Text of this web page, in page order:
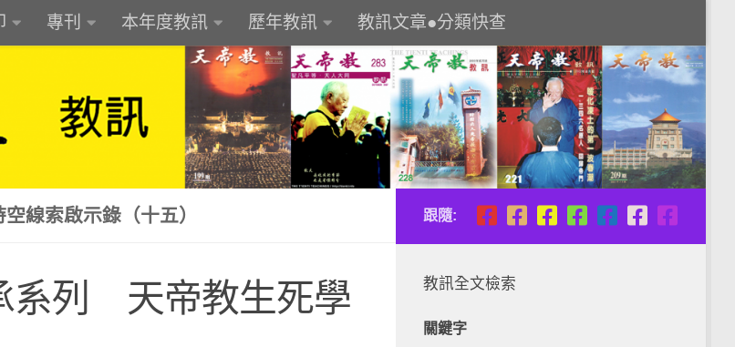
專刊 本年度教訊 歷年教訊 教訊文章●分類快查
線索啟示錄（十五）
系列 天帝教生死學
跟隨:
教訊全文檢索
關鍵字